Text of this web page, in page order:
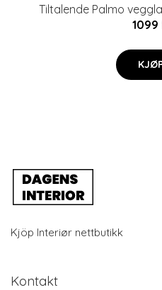
Tiltalende Palmo
1099
Kjöp Interiør nettbutikk
Kontakt